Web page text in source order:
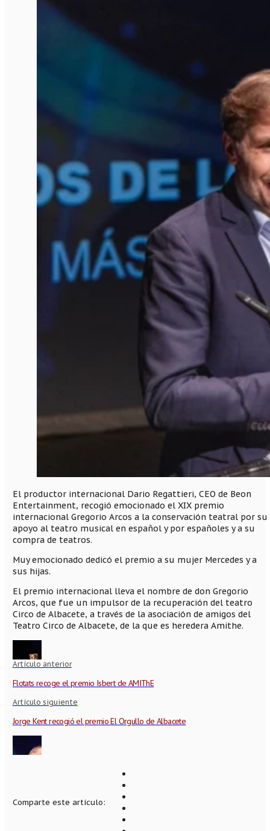
El productor internacional Dario Regattieri, CEO de Beon
Entertainment, recogió emocionado el XIX premio
internacional Gregorio Arcos a la conservación teatral por su
apoyo al teatro musical en español y por españoles y a su
compra de teatros.
Muy emocionado dedicó el premio a su mujer Mercedes y a
sus hijas.
El premio internacional lleva el nombre de don Gregorio
Arcos, que fue un impulsor de la recuperación del teatro
Circo de Albacete, a través de la asociación de amigos del
Teatro Circo de Albacete, de la que es heredera Amithe.
Artículo anterior
Flotats recoge el premio Isbert de AMIThE
Artículo siguiente
Jorge Kent recogió el premio El Orgullo de Albacete
Comparte este artículo: